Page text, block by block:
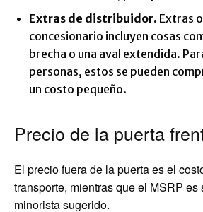
Extras de distribuidor. Extras
concesionario incluyen cosas
brecha o una aval extendida.
personas, estos se pueden
un costo pequeño.
Precio de la puerta
El precio fuera de la puerta es el
transporte, mientras que el MSRP es
minorista sugerido.